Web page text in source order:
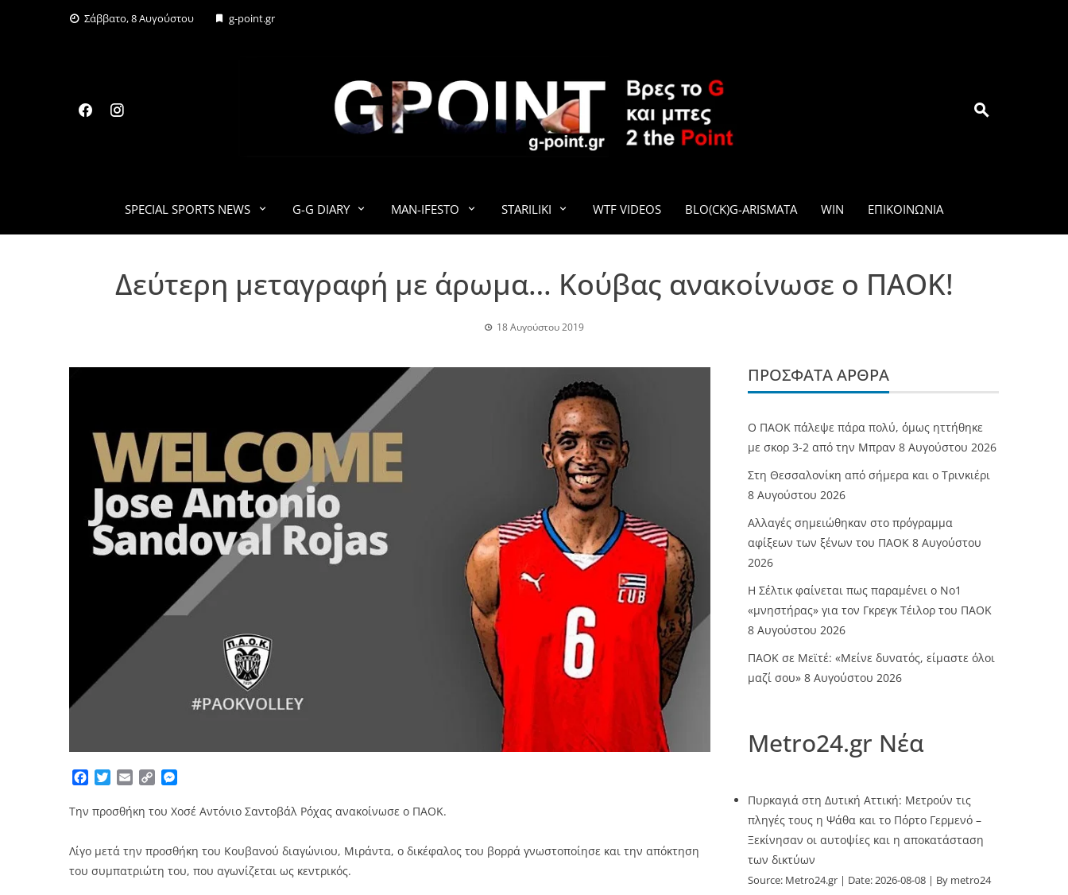
Σάββατο, 8 Αυγούστου g-point.gr
G-POINT.GR
SPECIAL SPORTS NEWS G-G DIARY MAN-IFESTO STARILIKI WTF VIDEOS BLO(CK)G-ARISMATA WIN ΕΠΙΚΟΙΝΩΝΊΑ
Δεύτερη μεταγραφή με άρωμα… Κούβας ανακοίνωσε ο ΠΑΟΚ!
18 Αυγούστου 2019
Facebook
TwitterEmailCopy
Την προσθήκη του Χοσέ Αντόνιο Σαντοβάλ Ρόχας ανακοίνωσε ο ΠΑΟΚ.
Λίγο μετά την προσθήκη του Κουβανού διαγώνιου, Μιράντα, ο δικέφαλος του βορρά γνωστοποίησε και την απόκτηση
του συμπατριώτη του, που αγωνίζεται ως κεντρικός.
ΠΡΌΣΦΑΤΑ ΆΡΘΡΑ
Ο ΠΑΟΚ πάλεψε πάρα πολύ, όμως ηττήθηκε
με σκορ 3-2 από την Μπραν 8 Αυγούστου 2026
Στη Θεσσαλονίκη από σήμερα και ο Τρινκιέρι
8 Αυγούστου 2026
Αλλαγές σημειώθηκαν στο πρόγραμμα
αφίξεων των ξένων του ΠΑΟΚ 8 Αυγούστου
2026
Η Σέλτικ φαίνεται πως παραμένει ο Νο1
«μνηστήρας» για τον Γκρεγκ Τέιλορ του ΠΑΟΚ
8 Αυγούστου 2026
ΠΑΟΚ σε Μεϊτέ: «Μείνε δυνατός, είμαστε όλοι
μαζί σου» 8 Αυγούστου 2026
Metro24.gr Νέα
Πυρκαγιά στη Δυτική Αττική: Μετρούν τις
πληγές τους η Ψάθα και το Πόρτο Γερμενό –
Ξεκίνησαν οι αυτοψίες και η αποκατάσταση
των δικτύων
Source: Metro24.gr Date: 2026-08-08 By metro24